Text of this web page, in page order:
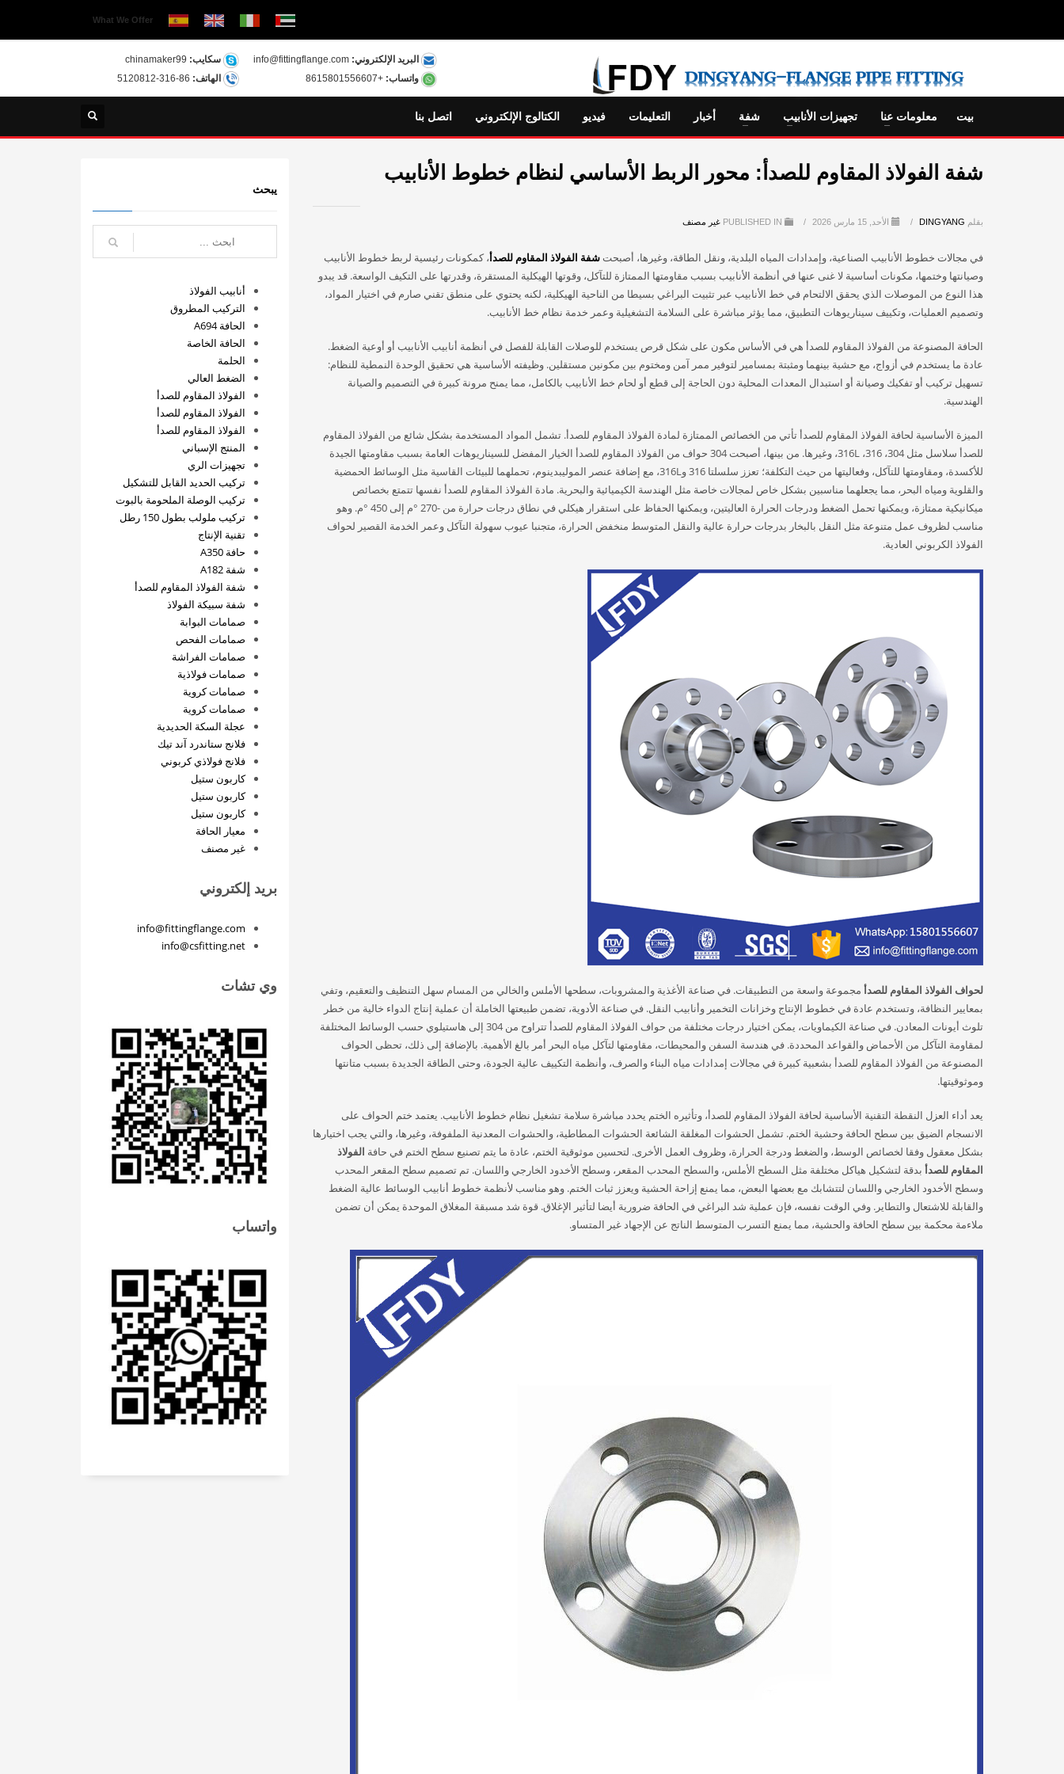
What We Offer
سكايب:
الهاتف:
البريد الإلكتروني: info@fittingflange.com
واتساب: +8615801556607
بيت معلومات عنا تجهيزات الأنابيب شفة أخبار التعليمات فيديو الكتالوج الإلكتروني اتصل بنا
شفة الفولاذ المقاوم للصدأ: محور الربط الأساسي لنظام خطوط الأنابيب
بقلم DINGYANG
/ الأحد, 15 مارس 2026 / غير مصنف
في مجالات خطوط الأنابيب الصناعية، وإمدادات المياه البلدية، ونقل الطاقة، وغيرها، أصبحت شفة الفولاذ المقاوم للصدأ، كمكونات رئيسية لربط خطوط الأنابيب
وصيانتها وختمها، مكونات أساسية لا غنى عنها في أنظمة الأنابيب بسبب مقاومتها الممتازة للتآكل، وقوتها الهيكلية المستقرة، وقدرتها على التكيف الواسعة. قد يبدو
هذا النوع من الموصلات الذي يحقق الالتحام في خط الأنابيب عبر تثبيت البراغي بسيطا من الناحية الهيكلية، لكنه يحتوي على منطق تقني صارم في اختيار المواد،
وتصميم العمليات، وتكييف سيناريوهات التطبيق، مما يؤثر مباشرة على السلامة التشغيلية وعمر خدمة نظام خط الأنابيب.
الحافة المصنوعة من الفولاذ المقاوم للصدأ هي في الأساس مكون على شكل قرص يستخدم للوصلات القابلة للفصل في أنظمة أنابيب الأنابيب أو أوعية الضغط.
عادة ما يستخدم في أزواج، مع حشية بينهما ومثبتة بمسامير لتوفير ممر آمن ومختوم بين مكونين مستقلين. وظيفته الأساسية هي تحقيق الوحدة النمطية للنظام:
تسهيل تركيب أو تفكيك وصيانة أو استبدال المعدات المحلية دون الحاجة إلى قطع أو لحام خط الأنابيب بالكامل، مما يمنح مرونة كبيرة في التصميم والصيانة
الهندسية.
الميزة الأساسية لحافة الفولاذ المقاوم للصدأ تأتي من الخصائص الممتازة لمادة الفولاذ المقاوم للصدأ. تشمل المواد المستخدمة بشكل شائع من الفولاذ المقاوم
للصدأ سلاسل مثل 304، 316، 316L، وغيرها. من بينها، أصبحت 304 حواف من الفولاذ المقاوم للصدأ الخيار المفضل للسيناريوهات العامة بسبب مقاومتها الجيدة
للأكسدة، ومقاومتها للتآكل، وفعاليتها من حيث التكلفة؛ تعزز سلسلتا 316 و316L، مع إضافة عنصر الموليبدينوم، تحملهما للبيئات القاسية مثل الوسائط الحمضية
والقلوية ومياه البحر، مما يجعلهما مناسبين بشكل خاص لمجالات خاصة مثل الهندسة الكيميائية والبحرية. مادة الفولاذ المقاوم للصدأ نفسها تتمتع بخصائص
ميكانيكية ممتازة، ويمكنها تحمل الضغط ودرجات الحرارة العاليتين، ويمكنها الحفاظ على استقرار هيكلي في نطاق درجات حرارة من -270 °م إلى 450 °م. وهو
مناسب لظروف عمل متنوعة مثل النقل بالبخار بدرجات حرارة عالية والنقل المتوسط منخفض الحرارة، متجنبا عيوب سهولة التآكل وعمر الخدمة القصير لحواف
الفولاذ الكربوني العادية.
لحواف الفولاذ المقاوم للصدأ مجموعة واسعة من التطبيقات. في صناعة الأغذية والمشروبات، سطحها الأملس والخالي من المسام سهل التنظيف والتعقيم، وتفي
بمعايير النظافة، وتستخدم عادة في خطوط الإنتاج وخزانات التخمير وأنابيب النقل. في صناعة الأدوية، تضمن طبيعتها الخاملة أن عملية إنتاج الدواء خالية من خطر
تلوث أيونات المعادن. في صناعة الكيماويات، يمكن اختيار درجات مختلفة من حواف الفولاذ المقاوم للصدأ تتراوح من 304 إلى هاستيلوي حسب الوسائط المختلفة
لمقاومة التآكل من الأحماض والقواعد المحددة. في هندسة السفن والمحيطات، مقاومتها لتآكل مياه البحر أمر بالغ الأهمية. بالإضافة إلى ذلك، تحظى الحواف
المصنوعة من الفولاذ المقاوم للصدأ بشعبية كبيرة في مجالات إمدادات مياه البناء والصرف، وأنظمة التكييف عالية الجودة، وحتى الطاقة الجديدة بسبب متانتها
وموثوقيتها.
يعد أداء العزل النقطة التقنية الأساسية لحافة الفولاذ المقاوم للصدأ، وتأثيره الختم يحدد مباشرة سلامة تشغيل نظام خطوط الأنابيب. يعتمد ختم الحواف على
الانسجام الضيق بين سطح الحافة وحشية الختم. تشمل الحشوات المغلقة الشائعة الحشوات المطاطية، والحشوات المعدنية الملفوفة، وغيرها، والتي يجب اختيارها
بشكل معقول وفقا لخصائص الوسط، والضغط ودرجة الحرارة، وظروف العمل الأخرى. لتحسين موثوقية الختم، عادة ما يتم تصنيع سطح الختم في حافة الفولاذ
المقاوم للصدأ بدقة لتشكيل هياكل مختلفة مثل السطح الأملس، والسطح المحدب المقعر، وسطح الأخدود الخارجي واللسان. تم تصميم سطح المقعر المحدب
وسطح الأخدود الخارجي واللسان لتتشابك مع بعضها البعض، مما يمنع إزاحة الحشية ويعزز ثبات الختم. وهو مناسب لأنظمة خطوط أنابيب الوسائط عالية الضغط
والقابلة للاشتعال والتطاير. وفي الوقت نفسه، فإن عملية شد البراغي في الحافة ضرورية أيضا لتأثير الإغلاق. قوة شد مسبقة المغلاق الموحدة يمكن أن تضمن
ملاءمة محكمة بين سطح الحافة والحشية، مما يمنع التسرب المتوسط الناتج عن الإجهاد غير المتساو.
يبحث
أنابيب الفولاذ
التركيب المطروق
الحافة A694
الحافة الخاصة
الحلمة
الضغط العالي
الفولاذ المقاوم للصدأ
الفولاذ المقاوم للصدأ
الفولاذ المقاوم للصدأ
المنتج الإسباني
تجهيزات الري
تركيب الحديد القابل للتشكيل
تركيب الوصلة الملحومة بالبوت
تركيب ملولب بطول 150 رطل
تقنية الإنتاج
حافة A350
شفة A182
شفة الفولاذ المقاوم للصدأ
شفة سبيكة الفولاذ
صمامات البوابة
صمامات الفحص
صمامات الفراشة
صمامات فولاذية
صمامات كروية
صمامات كروية
عجلة السكة الحديدية
فلانج ستاندرد آند تيك
فلانج فولاذي كربوني
كاربون ستيل
كاربون ستيل
كاربون ستيل
معيار الحافة
غير مصنف
بريد إلكتروني
info@fittingflange.com
info@csfitting.net
وي تشات
واتساب